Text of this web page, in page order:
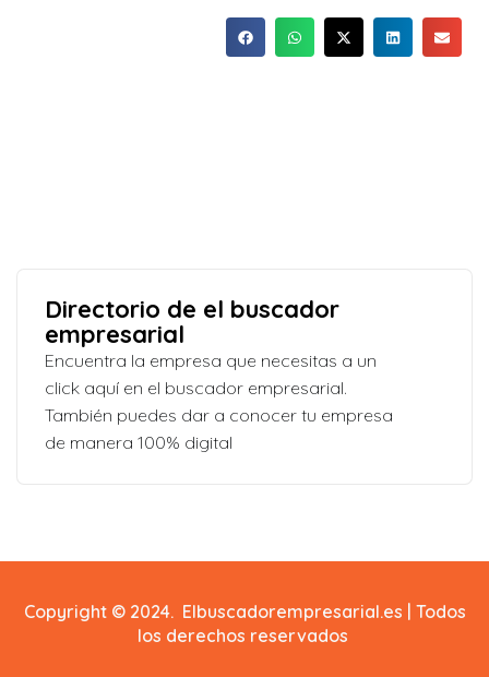
Directorio de el buscador
empresarial
Encuentra la empresa que necesitas a un
click aquí en el buscador empresarial.
También puedes dar a conocer tu empresa
de manera 100% digital
Copyright © 2024. Elbuscadorempresarial.es | Todos
los derechos reservados